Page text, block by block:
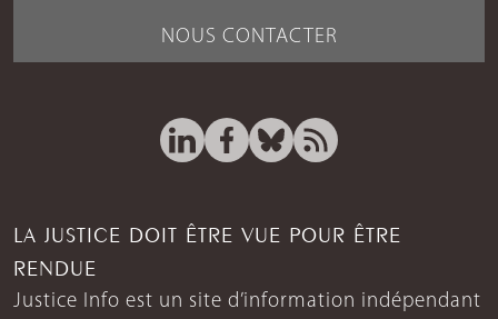
NOUS CONTACTER
LA JUSTICE DOIT ÊTRE VUE POUR ÊTRE
RENDUE
Justice Info est un site d’information indépendant